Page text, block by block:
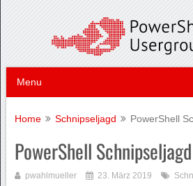
Menu
Home Schnipseljagd PowerShell
PowerShell
pwahlmueller 23. März 2019